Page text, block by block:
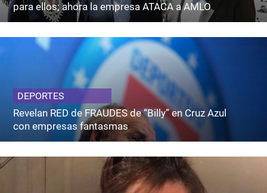
para ellos; ahora la empresa ATACA a AMLO
DEPORTES
Revelan RED de FRAUDES de “Billy” en Cruz Azul
con empresas fantasmas